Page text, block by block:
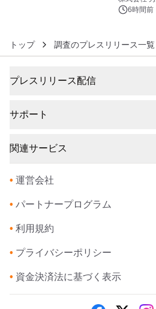
アートギャ
6時間前
トップ 調査のプレスリリース一覧
プレスリリース配信
サポート
関連サービス
• 運営会社
• パートナープログラム
• 利用規約
• プライバシーポリシー
• 資金決済法に基づく表示